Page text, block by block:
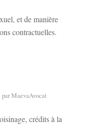
et de manière
contractuelles.
parMaevaAvocat
crédits à la